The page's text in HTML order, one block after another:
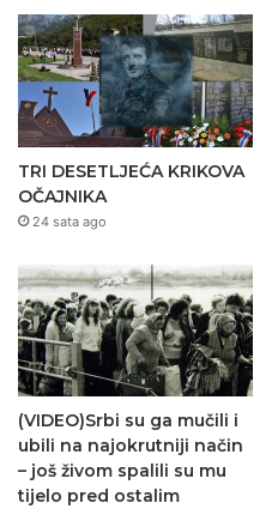
TRI DESETLJEĆA KRIKOVA
OČAJNIKA
24 sata ago
(VIDEO)Srbi su ga mučili i
ubili na najokrutniji način
– još živom spalili su mu
tijelo pred ostalim